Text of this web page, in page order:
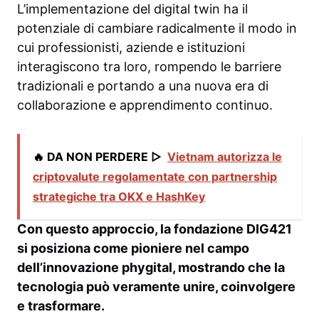
L’implementazione del digital twin ha il
potenziale di cambiare radicalmente il modo in
cui professionisti, aziende e istituzioni
interagiscono tra loro, rompendo le barriere
tradizionali e portando a una nuova era di
collaborazione e apprendimento continuo.
🔥 DA NON PERDERE ▷ Vietnam autorizza le
criptovalute regolamentate con partnership
strategiche tra OKX e HashKey
Con questo approccio, la fondazione DIG421
si posiziona come pioniere nel campo
dell’innovazione phygital, mostrando che la
tecnologia può veramente unire, coinvolgere
e trasformare.